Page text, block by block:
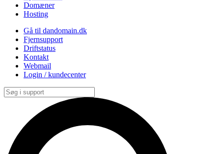
Domæner
Hosting
Gå til dandomain.dk
Fjernsupport
Driftstatus
Kontakt
Webmail
Login / kundecenter